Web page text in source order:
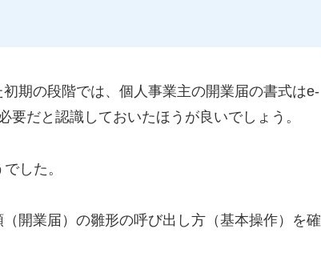
期の段階では、個人事業主の開業届の書式はe-
だと認識しておいたほうが良いでしょう。
した。
開業届）の雛形の呼び出し方（基本操作）を確